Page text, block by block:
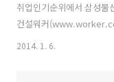
취업인기순위에서 삼성물
건설워커
인기순위(건설워커 랭킹)
2014. 1. 6.